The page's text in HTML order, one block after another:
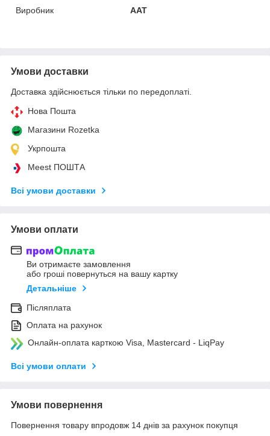
Виробник
AAT
Умови доставки
Доставка здійснюється тільки по передоплаті.
Нова Пошта
Магазини Rozetka
Укрпошта
Meest ПОШТА
Всі умови доставки
Умови оплати
Ви отримаєте замовлення
або гроші повернуться на вашу картку
Детальніше
Післяплата
Оплата на рахунок
Онлайн-оплата карткою Visa, Mastercard - LiqPay
Всі умови оплати
Умови повернення
Повернення товару впродовж 14 днів за рахунок покупця